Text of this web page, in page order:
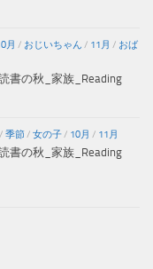
月 / おじいちゃん / 11月 / おば
書の秋_家族_Reading
/ 季節/ 女の子/ 10月 / 11月
書の秋_家族_Reading